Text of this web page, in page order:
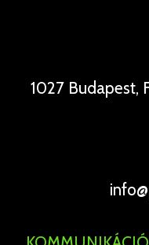
1027 Budapest,